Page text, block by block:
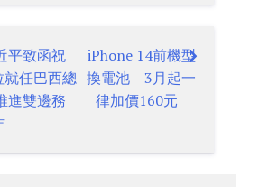
平致函祝
就任巴西總
進雙邊務
iPhone 14前機型
換電池 3月起一
律加價160元